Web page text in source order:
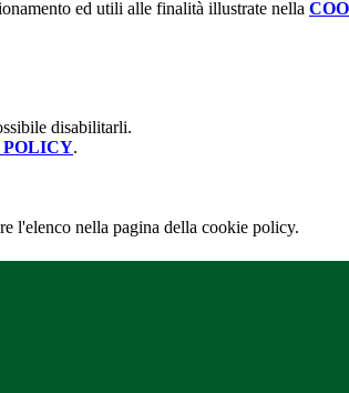
ed utili alle finalità illustrate nella
disabilitarli.
POLICY.
l'elenco nella pagina della cookie policy.